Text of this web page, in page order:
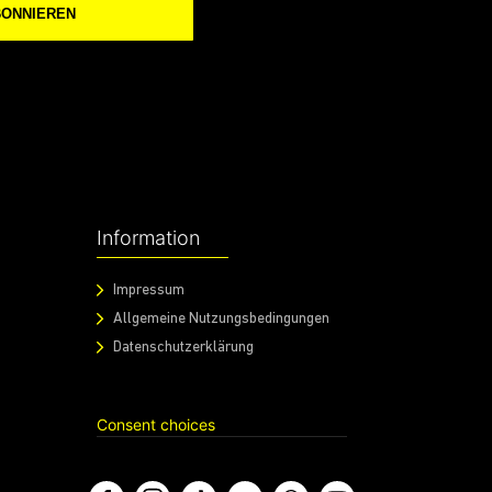
Information
Impressum
Allgemeine Nutzungsbedingungen
Datenschutzerklärung
Consent choices